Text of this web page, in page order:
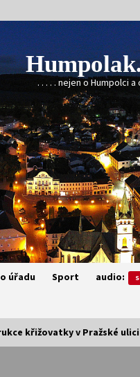
. . . . . nejen o Humpolci a
úřadu Sport audio:
křižovatky v Pražské ulici